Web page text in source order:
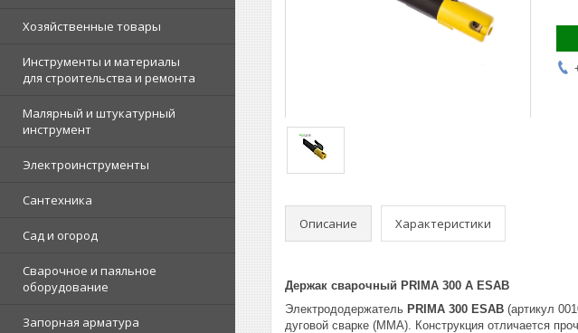
Хозяйственные товары
Инструменты и материалы
для строительства и ремонта
Малярный и штукатурный
инструмент
Электроинструменты
Сантехника
Сад и огород
Сварочное и паяльное
оборудование
Запорная арматура
Описание Характеристики
Держак сварочный PRIMA 300 А ESAB
Электрододержатель PRIMA 300 ESAB (артикул
дуговой сварке (MMA). Конструкция отличается